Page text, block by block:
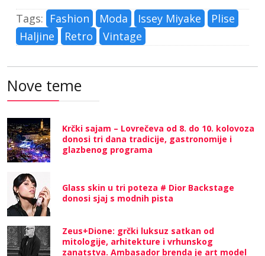
Tags: Fashion Moda Issey Miyake
Plise
Haljine
Retro Vintage
Nove teme
Krčki sajam – Lovrečeva od 8. do 10. kolovoza
donosi tri dana tradicije, gastronomije i
glazbenog programa
Glass skin u tri poteza # Dior Backstage
donosi sjaj s modnih pista
Zeus+Dione: grčki luksuz satkan od
mitologije, arhitekture i vrhunskog
zanatstva. Ambasador brenda je art model